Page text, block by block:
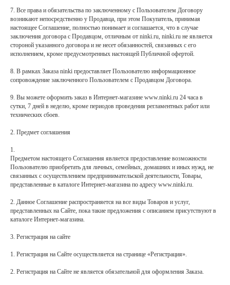
7. Все права и обязательства по заключенному с Пользователем Договору
возникают непосредственно у Продавца, при этом Покупатель, принимая
настоящее Соглашение, полностью понимает и соглашается, что в случае
заключения договора с Продавцом, отличным от ninki.ru, ninki.ru не является
стороной указанного договора и не несет обязанностей, связанных с его
исполнением, кроме предусмотренных настоящей Публичной офертой.
8. В рамках Заказа ninki предоставляет Пользователю информационное
сопровождение заключенного Пользователем с Продавцом Договора.
9. Вы можете оформить заказ в Интернет-магазине www.ninki.ru 24 часа в
сутки, 7 дней в неделю, кроме периодов проведения регламентных работ или
технических сбоев.
2. Предмет соглашения
1.
Предметом настоящего Соглашения является предоставление возможности
Пользователю приобретать для личных, семейных, домашних и иных нужд, не
связанных с осуществлением предпринимательской деятельности, Товары,
представленные в каталоге Интернет-магазина по адресу www.ninki.ru.
2. Данное Соглашение распространяется на все виды Товаров и услуг,
представленных на Сайте, пока такие предложения с описанием присутствуют в
каталоге Интернет-магазина.
3. Регистрация на сайте
1. Регистрация на Сайте осуществляется на странице «Регистрация».
2. Регистрация на Сайте не является обязательной для оформления Заказа.